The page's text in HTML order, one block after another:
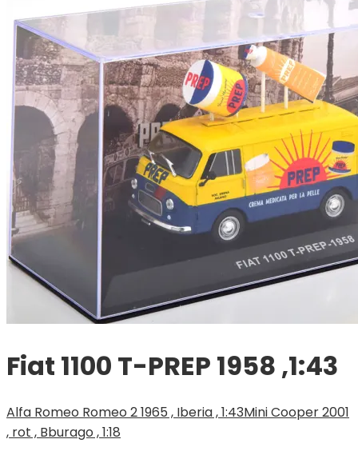
Fiat 1100 T-PREP 1958 ,1:43
Alfa Romeo Romeo 2 1965 , Iberia , 1:43Mini Cooper 2001
, rot , Bburago , 1:18